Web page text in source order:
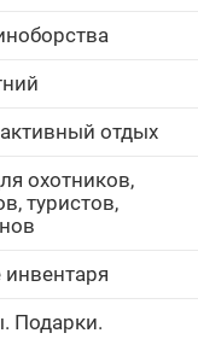
отдых
охотников,
туристов,
Подарки.